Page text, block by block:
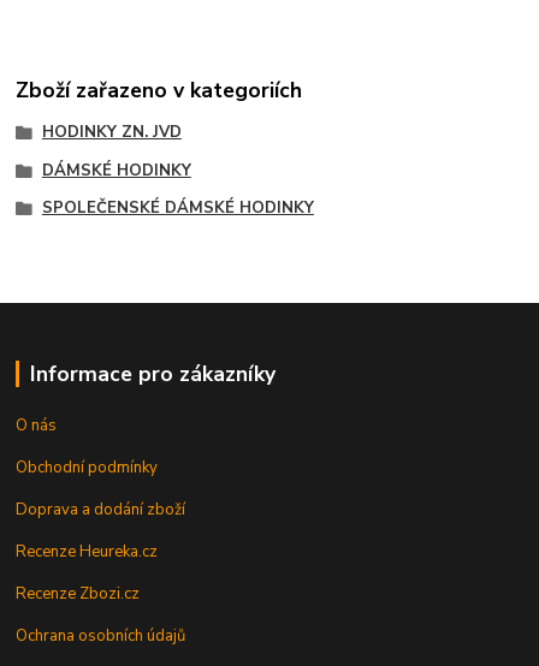
Zboží zařazeno v kategoriích
HODINKY ZN. JVD
DÁMSKÉ HODINKY
SPOLEČENSKÉ DÁMSKÉ HODINKY
Informace pro zákazníky
O nás
Obchodní podmínky
Doprava a dodání zboží
Recenze Heureka.cz
Recenze Zbozi.cz
Ochrana osobních údajů